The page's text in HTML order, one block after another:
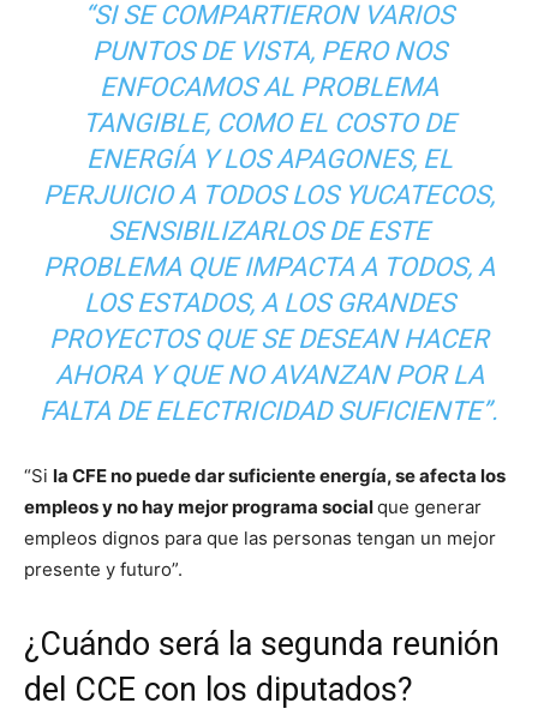
“SI SE COMPARTIERON VARIOS
PUNTOS DE VISTA, PERO NOS
ENFOCAMOS AL PROBLEMA
TANGIBLE, COMO EL COSTO DE
ENERGÍA Y LOS APAGONES, EL
PERJUICIO A TODOS LOS YUCATECOS,
SENSIBILIZARLOS DE ESTE
PROBLEMA QUE IMPACTA A TODOS, A
LOS ESTADOS, A LOS GRANDES
PROYECTOS QUE SE DESEAN HACER
AHORA Y QUE NO AVANZAN POR LA
FALTA DE ELECTRICIDAD SUFICIENTE”.
“Si la CFE no puede dar suficiente energía, se afecta los
empleos y no hay mejor programa socialque generar
empleos dignos para que las personas tengan un mejor
presente y futuro”.
¿Cuándo será la segunda reunión
del CCE con los diputados?